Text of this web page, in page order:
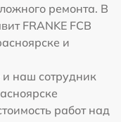
ремонта. В
FRANKE FCB
и
наш сотрудник
работ над